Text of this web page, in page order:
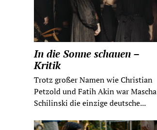
In die Sonne schauen –
Kritik
Trotz großer Namen wie Christian
Petzold und Fatih Akin war Mascha
Schilinski die einzige deutsche...